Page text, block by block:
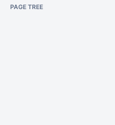
PAGE TREE